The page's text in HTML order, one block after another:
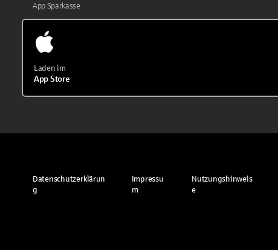
App Sparkasse
Laden im
App Store
Datenschutzerklärun
g
Impressu
m
Nutzungshinweis
e